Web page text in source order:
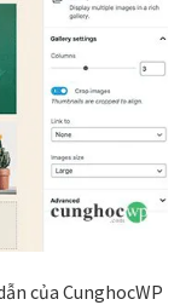
của CunghocWP